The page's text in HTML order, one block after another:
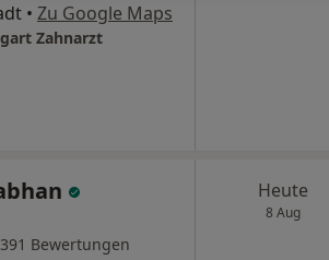
• Zu Google Maps
Zahnarzt
391 Bewertungen
Heute
8 Aug